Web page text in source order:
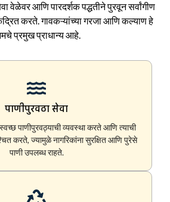
वेळेवर आणि पारदर्शक पद्धतीने पुरवून सर्वांगीण
करते. गावकऱ्यांच्या गरजा आणि कल्याण हे
प्रमुख प्राधान्य आहे.
पाणीपुरवठा सेवा
पाणीपुरवठ्याची व्यवस्था करते आणि त्याची
करते, ज्यामुळे नागरिकांना सुरक्षित आणि पुरेसे
पाणी उपलब्ध राहते.